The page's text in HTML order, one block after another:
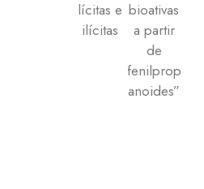
lícitas e
ilícitas
bioativas
a partir
de
fenilprop
anoides”